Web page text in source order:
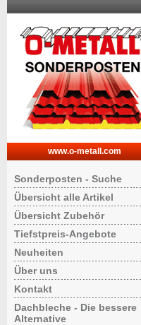
www.o-metall.com
Sonderposten - Suche
Übersicht alle Artikel
Übersicht Zubehör
Tiefstpreis-Angebote
Neuheiten
Über uns
Kontakt
Dachbleche - Die bessere
Alternative